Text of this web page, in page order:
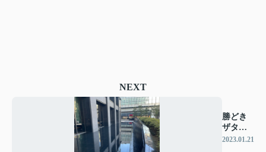
NEXT
勝どき
ザタワ
ー
2023.01.21